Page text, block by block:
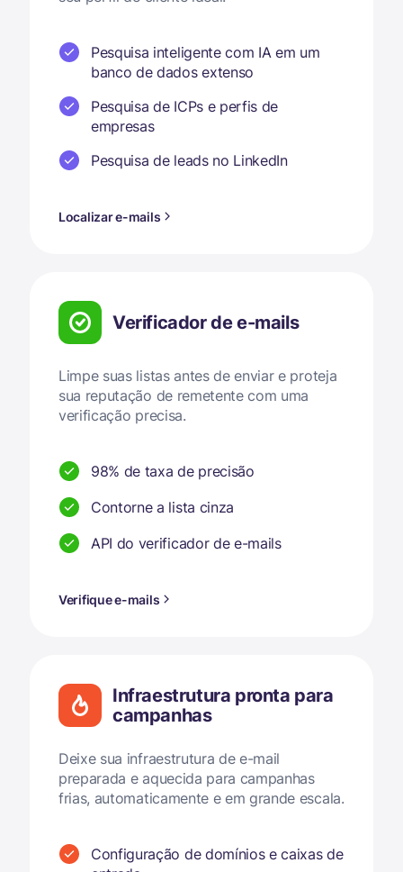
Pesquisa inteligente com IA em um
banco de dados extenso
Pesquisa de ICPs e perfis de
empresas
Pesquisa de leads no LinkedIn
Localizar e-mails
Verificador de e-mails
Limpe suas listas antes de enviar e proteja
sua reputação de remetente com uma
verificação precisa.
98% de taxa de precisão
Contorne a lista cinza
API do verificador de e-mails
Verifique e-mails
Infraestrutura pronta para
campanhas
Deixe sua infraestrutura de e-mail
preparada e aquecida para campanhas
frias, automaticamente e em grande escala.
Configuração de domínios e caixas de